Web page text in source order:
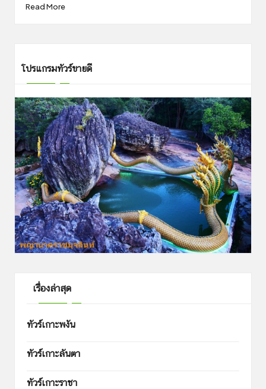
Read More
โปรแกรมทัวร์ขายดี
เรื่องล่าสุด
ทัวร์เกาะพงัน
ทัวร์เกาะลันตา
ทัวร์เกาะราชา